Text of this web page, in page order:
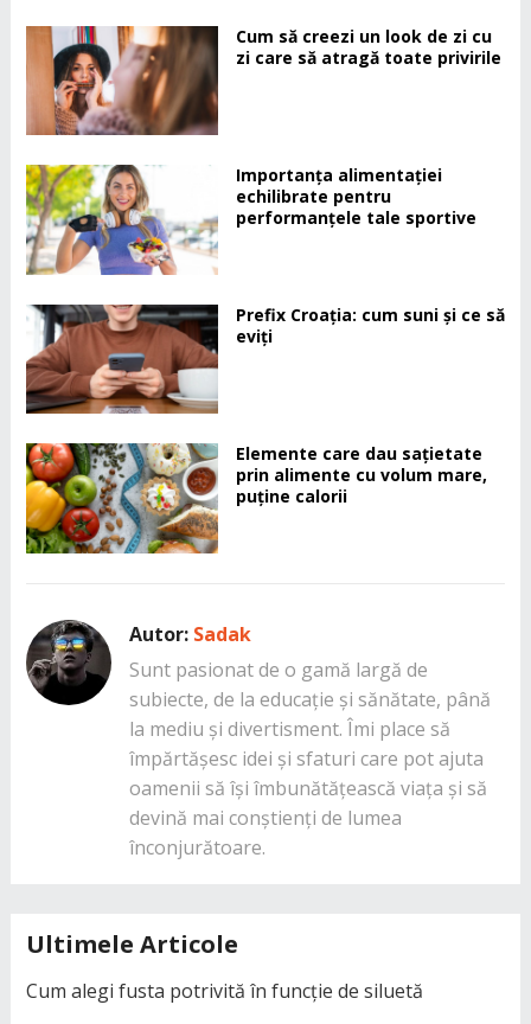
Cum să creezi un look de zi cu
zi care să atragă toate privirile
Importanța alimentației
echilibrate pentru
performanțele tale sportive
Prefix Croația: cum suni și ce să
eviți
Elemente care dau sațietate
prin alimente cu volum mare,
puține calorii
Autor: Sadak
Sunt pasionat de o gamă largă de
subiecte, de la educație și sănătate, până
la mediu și divertisment. Îmi place să
împărtășesc idei și sfaturi care pot ajuta
oamenii să își îmbunătățească viața și să
devină mai conștienți de lumea
înconjurătoare.
Ultimele Articole
Cum alegi fusta potrivită în funcție de siluetă